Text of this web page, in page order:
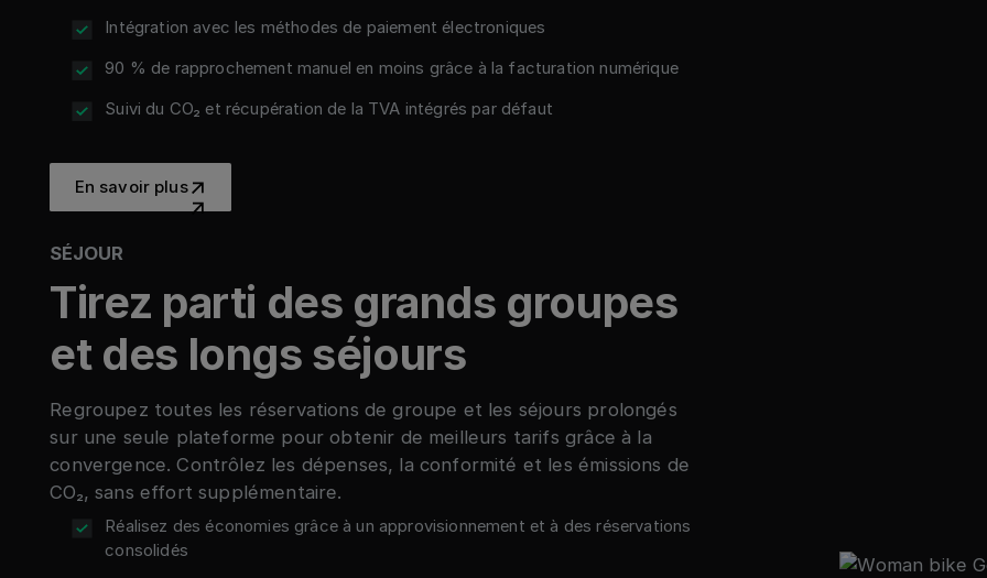
Intégration avec les méthodes de paiement électroniques
90 % de rapprochement manuel en moins grâce à la facturation numérique
Suivi du CO₂ et récupération de la TVA intégrés par défaut
En savoir plus
En savoir plus
SÉJOUR
Tirez parti des grands groupes
et des longs séjours
Regroupez toutes les réservations de groupe et les séjours prolongés
sur une seule plateforme pour obtenir de meilleurs tarifs grâce à la
convergence. Contrôlez les dépenses, la conformité et les émissions de
CO₂, sans effort supplémentaire.
Réalisez des économies grâce à un approvisionnement et à des réservations
consolidés